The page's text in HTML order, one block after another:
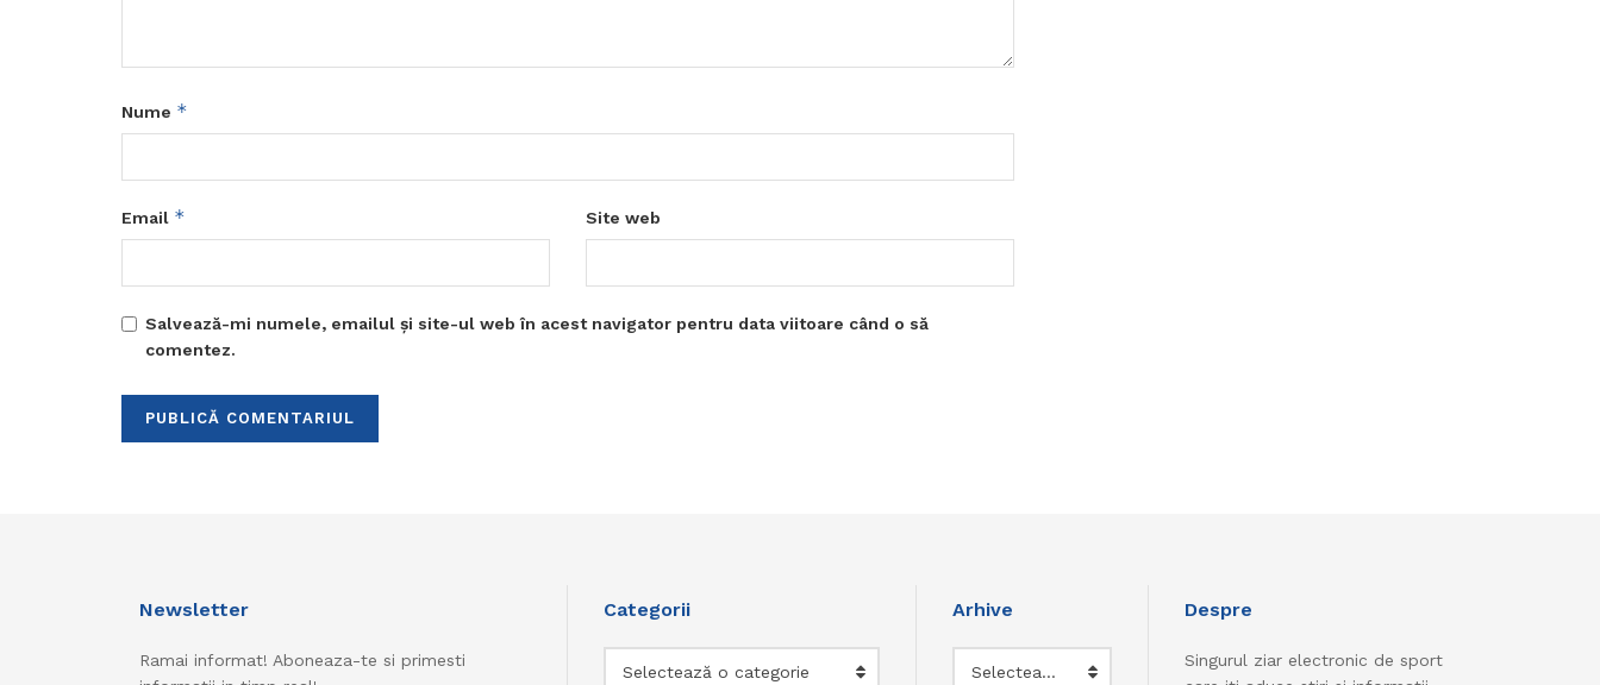
Nume *
Email * Site web
Salvează-mi numele, emailul și site-ul web în acest navigator pentru data viitoare când o să
comentez.
Newsletter
Ramai informat! Aboneaza-te si primesti
Categorii
Selectează o categorie
Arhive
Selectează luna
Despre
Singurul ziar electronic de sport